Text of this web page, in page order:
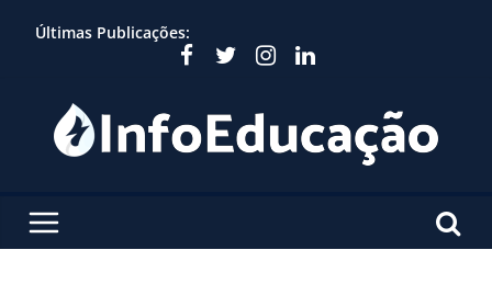
Últimas Publicações: